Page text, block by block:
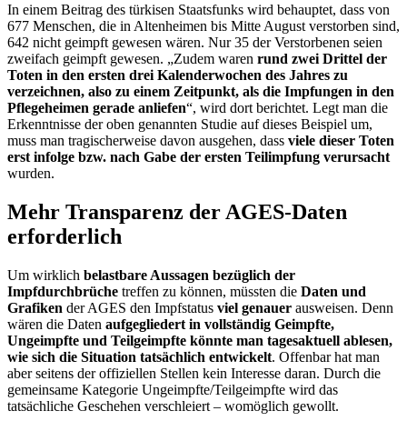
In einem Beitrag des türkisen Staatsfunks wird behauptet, dass von
677 Menschen, die in Altenheimen bis Mitte August verstorben sind,
642 nicht geimpft gewesen wären. Nur 35 der Verstorbenen seien
zweifach geimpft gewesen. „Zudem waren rund zwei Drittel der
Toten in den ersten drei Kalenderwochen des Jahres zu
verzeichnen, also zu einem Zeitpunkt, als die Impfungen in den
Pflegeheimen gerade anliefen“, wird dort berichtet. Legt man die
Erkenntnisse der oben genannten Studie auf dieses Beispiel um,
muss man tragischerweise davon ausgehen, dass viele dieser Toten
erst infolge bzw. nach Gabe der ersten Teilimpfung verursacht
wurden.
Mehr Transparenz der AGES-Daten
erforderlich
Um wirklich belastbare Aussagen bezüglich der
Impfdurchbrüche treffen zu können, müssten die Daten und
Grafiken der AGES den Impfstatus viel genauer ausweisen. Denn
wären die Daten aufgegliedert in vollständig Geimpfte,
Ungeimpfte und Teilgeimpfte könnte man tagesaktuell ablesen,
wie sich die Situation tatsächlich entwickelt. Offenbar hat man
aber seitens der offiziellen Stellen kein Interesse daran. Durch die
gemeinsame Kategorie Ungeimpfte/Teilgeimpfte wird das
tatsächliche Geschehen verschleiert – womöglich gewollt.